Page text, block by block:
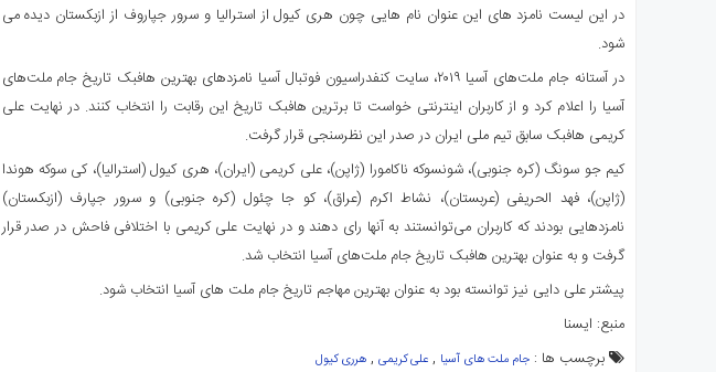
در این لیست نامزد های این عنوان نام هایی چون هری کیول از استرالیا و سرور جپاروف از ازبکستان دیده می
شود.
در آستانه جام ملت‌های آسیا ۲۰۱۹، سایت کنفدراسیون فوتبال آسیا نامزدهای بهترین هافبک تاریخ جام ملت‌های
آسیا را اعلام کرد و از کاربران اینترنتی خواست تا برترین هافبک تاریخ این رقابت را انتخاب کنند. در نهایت علی
کریمی هافبک سابق تیم ملی ایران در صدر این نظرسنجی قرار گرفت.
کیم جو سونگ (کره جنوبی)، شونسوکه ناکامورا (ژاپن)، علی کریمی (ایران)، هری کیول (استرالیا)، کی سوکه هوندا
(ژاپن)، فهد الحریفی (عربستان)، نشاط اکرم (عراق)، کو جا چئول (کره جنوبی) و سرور جپارف (ازبکستان)
نامزدهایی بودند که کاربران می‌توانستند به آنها رای دهند و در نهایت علی کریمی با اختلافی فاحش در صدر قرار
گرفت و به عنوان بهترین هافبک تاریخ جام ملت‌های آسیا انتخاب شد.
پیشتر علی دایی نیز توانسته بود به عنوان بهترین مهاجم تاریخ جام ملت های آسیا انتخاب شود.
منبع: ایسنا
برچسب ها : جام ملت های آسیا , علی کریمی , هرری کیول